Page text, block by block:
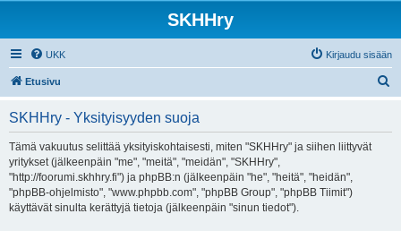
SKHHry
UKK Kirjaudu sisään
Etusivu
SKHHry - Yksityisyyden suoja
Tämä vakuutus selittää yksityiskohtaisesti, miten "SKHHry" ja siihen liittyvät
yritykset (jälkeenpäin "me", "meitä", "meidän", "SKHHry",
"http://foorumi.skhhry.fi") ja phpBB:n (jälkeenpäin "he", "heitä", "heidän",
"phpBB-ohjelmisto", "www.phpbb.com", "phpBB Group", "phpBB Tiimit")
käyttävät sinulta kerättyjä tietoja (jälkeenpäin "sinun tiedot").